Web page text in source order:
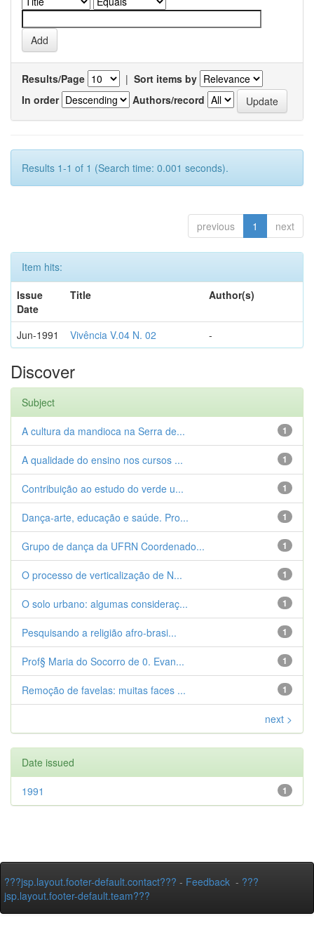
Results/Page | Sort items by
In order
Authors/record
Results 1-1 of 1 (Search time: 0.001 seconds).
previous 1 next
Item hits:
Issue
Date
Title Author(s)
Jun-1991 Vivência V.04 N. 02 -
Discover
Subject
1
A cultura da mandioca na Serra de...
1
A qualidade do ensino nos cursos ...
1
Contribuição ao estudo do verde u...
1
Dança-arte, educação e saúde. Pro...
1
Grupo de dança da UFRN Coordenado...
1
O processo de verticalização de N...
1
O solo urbano: algumas consideraç...
1
Pesquisando a religião afro-brasi...
1
Prof§ Maria do Socorro de 0. Evan...
1
Remoção de favelas: muitas faces ...
next >
Date issued
1
1991
???jsp.layout.footer-default.contact??? - Feedback - ???
jsp.layout.footer-default.team???